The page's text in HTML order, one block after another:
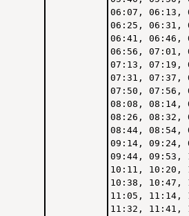
06:07, 06:13,
06:25, 06:31,
06:41, 06:46,
06:56, 07:01,
07:13, 07:19,
07:31, 07:37,
07:50, 07:56,
08:08, 08:14,
08:26, 08:32,
08:44, 08:54,
09:14, 09:24,
09:44, 09:53,
10:11, 10:20,
10:38, 10:47,
11:05, 11:14,
11:32, 11:41,